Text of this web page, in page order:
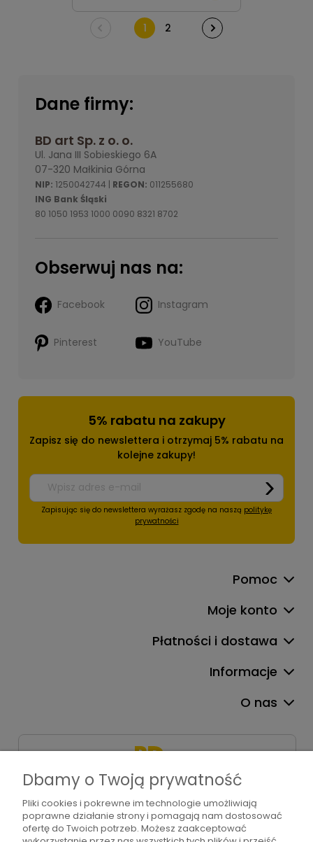
1 2
Dane firmy:
BD art Sp. z o. o.
Ul. Jana III Sobieskiego 6A
07-320 Małkinia Górna
NIP: 1250042744 | REGON: 011255680
ING Bank Śląski
80 1050 1953 1000 0090 8321 8702
Obserwuj nas na:
Facebook Instagram
Pinterest YouTube
5% rabatu na zakupy
Zapisz się do newslettera i otrzymaj 5% rabatu na
kolejne zakupy!
Zapisując się do newslettera wyrażasz zgodę na naszą politykę
prywatności
Pomoc
Moje konto
Płatności i dostawa
Informacje
O nas
+48 571 310 234
sklep@bdart.pl
Dbamy o Twoją prywatność
Pliki cookies i pokrewne im technologie umożliwiają
poprawne działanie strony i pomagają nam dostosować
ofertę do Twoich potrzeb. Możesz zaakceptować